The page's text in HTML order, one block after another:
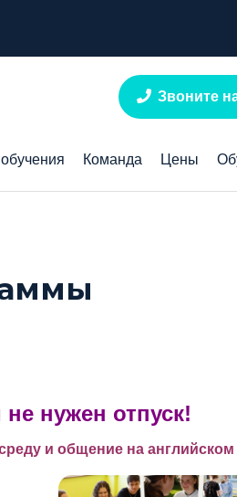
Звоните
Команда Цены
нужен отпуск!
и общение на английском